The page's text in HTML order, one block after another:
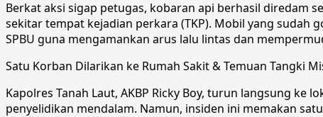
Berkat aksi sigap petugas, kobaran api berhasil diredam
sekitar tempat kejadian perkara (TKP). Mobil yang
SPBU guna mengamankan arus lalu lintas dan
Satu Korban Dilarikan ke Rumah Sakit & Temuan Tangki
Kapolres Tanah Laut, AKBP Ricky Boy, turun langsung
penyelidikan mendalam. Namun, insiden ini memakan